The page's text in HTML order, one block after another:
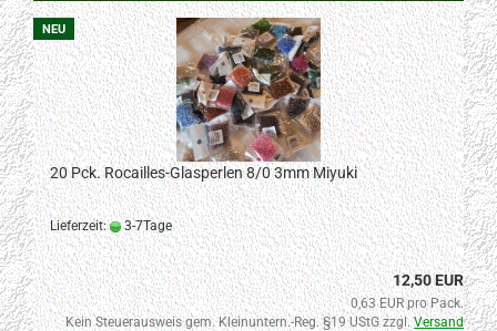
NEU
20 Pck. Rocailles-Glasperlen 8/0 3mm Miyuki
Lieferzeit: 3-7Tage
12,50 EUR
0,63 EUR pro Pack.
Kein Steuerausweis gem. Kleinuntern.-Reg. §19 UStG zzgl.Versand